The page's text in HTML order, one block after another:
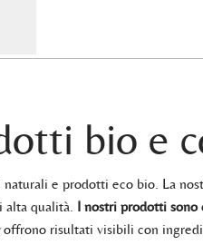
bio e
e prodotti eco bio. La
alta qualità. I nostri prodotti
offrono risultati visibili con